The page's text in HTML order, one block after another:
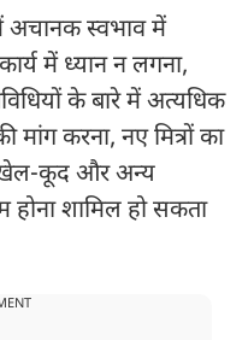
अचानक स्वभाव में
में ध्यान न लगना,
के बारे में अत्यधिक
मांग करना, नए मित्रों का
खेल-कूद और अन्य
होना शामिल हो सकता